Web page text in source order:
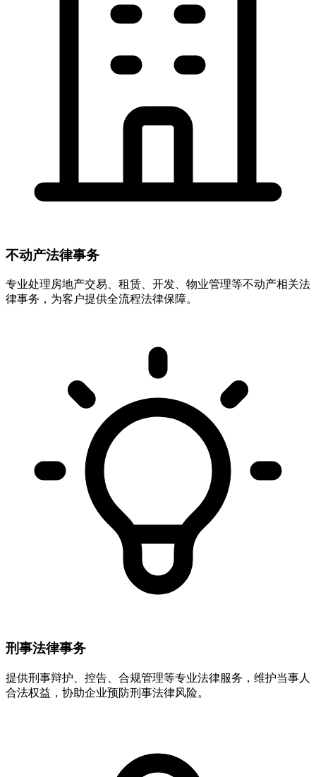
不动产法律事务
专业处理房地产交易、租赁、开发、物业管理等不动产相关法
律事务，为客户提供全流程法律保障。
刑事法律事务
提供刑事辩护、控告、合规管理等专业法律服务，维护当事人
合法权益，协助企业预防刑事法律风险。